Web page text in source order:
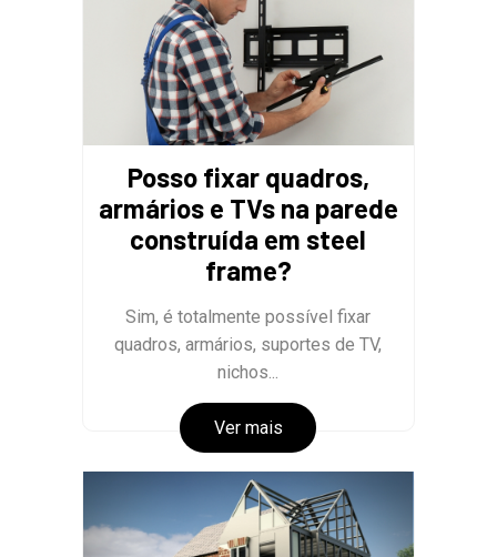
Posso fixar quadros,
armários e TVs na parede
construída em steel
frame?
Sim, é totalmente possível fixar
quadros, armários, suportes de TV,
nichos...
Ver mais